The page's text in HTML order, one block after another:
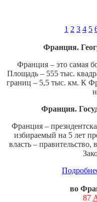
1 2 3 4 5
Франция.
Франция – это самая
Площадь – 555 тыс.
границ – 5,5 тыс. км. К
Франция.
Франция –
избираемый на 5 лет
власть – правительство,
во
87